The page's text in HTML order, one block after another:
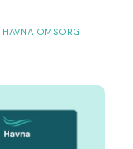
HAVNA OMSORG